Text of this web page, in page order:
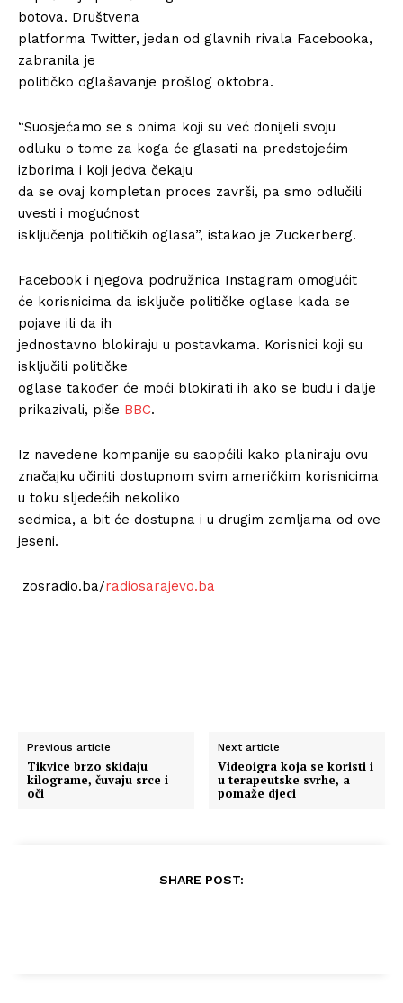
botova. Društvena
platforma Twitter, jedan od glavnih rivala Facebooka,
zabranila je
političko oglašavanje prošlog oktobra.
“Suosjećamo se s onima koji su već donijeli svoju
odluku o tome za koga će glasati na predstojećim
izborima i koji jedva čekaju
da se ovaj kompletan proces završi, pa smo odlučili
uvesti i mogućnost
isključenja političkih oglasa”, istakao je Zuckerberg.
Facebook i njegova podružnica Instagram omogućit
će korisnicima da isključe političke oglase kada se
pojave ili da ih
jednostavno blokiraju u postavkama. Korisnici koji su
isključili političke
oglase također će moći blokirati ih ako se budu i dalje
prikazivali, piše BBC.
Iz navedene kompanije su saopćili kako planiraju ovu
značajku učiniti dostupnom svim američkim korisnicima
u toku sljedećih nekoliko
sedmica, a bit će dostupna i u drugim zemljama od ove
jeseni.
zosradio.ba/radiosarajevo.ba
Previous article
Tikvice brzo skidaju
kilograme, čuvaju srce i
oči
Next article
Videoigra koja se koristi i
u terapeutske svrhe, a
pomaže djeci
SHARE POST: